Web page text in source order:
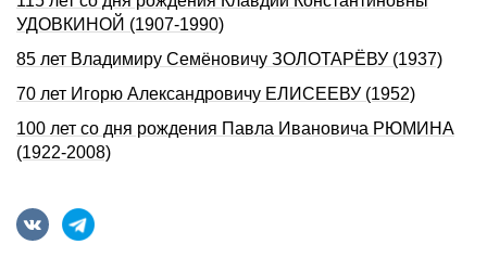
УДОВКИНОЙ (1907-1990)
85 лет Владимиру Семёновичу ЗОЛОТАРЁВУ (1937)
70 лет Игоpю Александpовичу ЕЛИСЕЕВУ (1952)
100 лет со дня рождения Павла Ивановича РЮМИHА
(1922-2008)